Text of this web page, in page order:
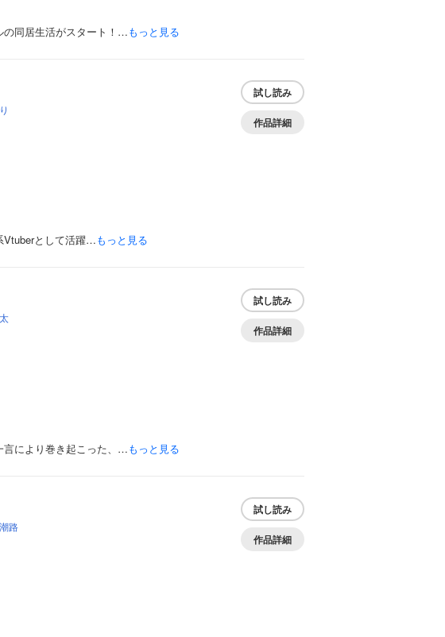
の同居生活がスタート！…もっと見る
試し読み
作品詳細
Vtuberとして活躍…もっと見る
試し読み
作品詳細
言により巻き起こった、…もっと見る
路
試し読み
作品詳細